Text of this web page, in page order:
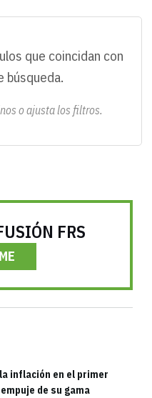
que coincidan con
búsqueda.
o ajusta los filtros.
FRS
inflación en el primer
de su gama